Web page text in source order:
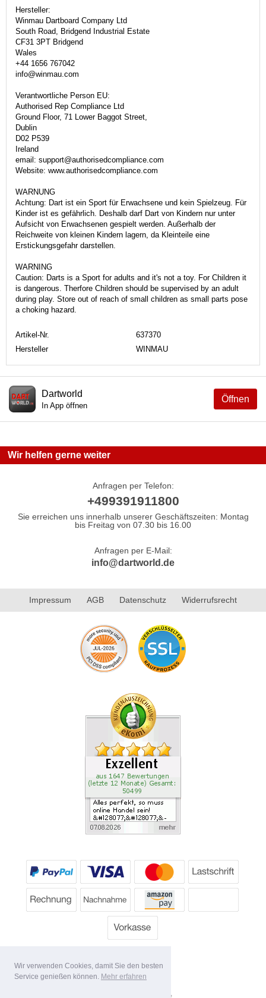
Wir verwenden Cookies, damit Sie den besten
Service genießen können. Mehr erfahren
Hersteller:
Winmau Dartboard Company Ltd
South Road, Bridgend Industrial Estate
CF31 3PT Bridgend
Wales
+44 1656 767042
info@winmau.com
Verantwortliche Person EU:
Authorised Rep Compliance Ltd
Ground Floor, 71 Lower Baggot Street,
Dublin
D02 P539
Ireland
email: support@authorisedcompliance.com
Website: www.authorisedcompliance.com
WARNUNG
Achtung: Dart ist ein Sport für Erwachsene und kein Spielzeug. Für
Kinder ist es gefährlich. Deshalb darf Dart von Kindern nur unter
Aufsicht von Erwachsenen gespielt werden. Außerhalb der
Reichweite von kleinen Kindern lagern, da Kleinteile eine
Erstickungsgefahr darstellen.
WARNING
Caution: Darts is a Sport for adults and it's not a toy. For Children it
is dangerous. Therfore Children should be supervised by an adult
during play. Store out of reach of small children as small parts pose
a choking hazard.
Artikel-Nr.
637370
Hersteller
WINMAU
Öffnen
Dartworld
In App öffnen
Wir helfen gerne weiter
Anfragen per Telefon:
+499391911800
Sie erreichen uns innerhalb unserer Geschäftszeiten: Montag
bis Freitag von 07.30 bis 16.00
Anfragen per E-Mail:
info@dartworld.de
Impressum AGB Datenschutz Widerrufsrecht